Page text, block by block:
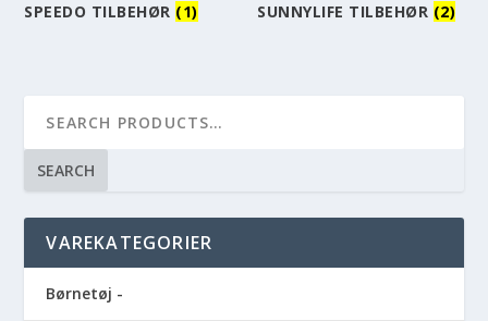
SPEEDO TILBEHØR (1) SUNNYLIFE TILBEHØR (2)
SEARCH
VAREKATEGORIER
Børnetøj -